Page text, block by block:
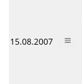
15.08.2007